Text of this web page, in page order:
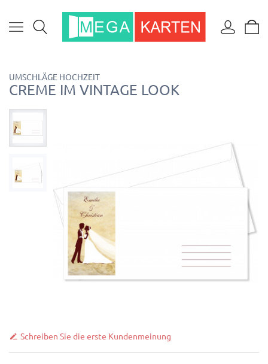
UMSCHLÄGE HOCHZEIT
CREME IM VINTAGE LOOK
Schreiben Sie die erste Kundenmeinung